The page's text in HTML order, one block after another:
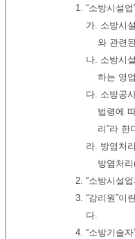
1. “소방시설
가. 소방시
와 관련
나. 소방시
하는 영
다. 소방공
법령에
리”라 한
라. 방염처
방염처
2. “소방시설
3. “감리원”이
다.
4. “소방기술